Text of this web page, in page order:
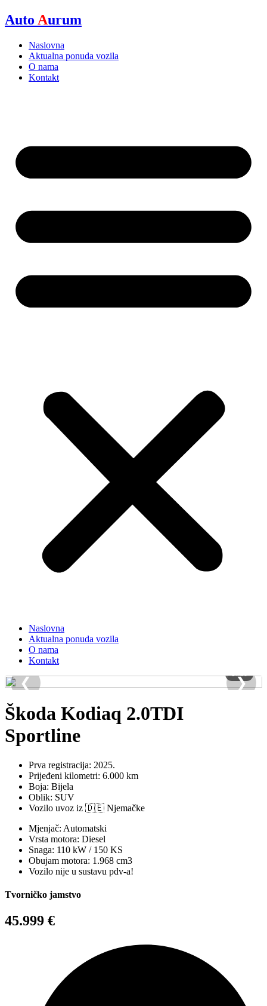
Skip
to
Auto Aurum
Naslovna
Aktualna ponuda vozila
O nama
Kontakt
Naslovna
Aktualna ponuda vozila
O nama
Kontakt
❮ ❯
1 / 30
Škoda Kodiaq 2.0TDI
Sportline
Prva registracija: 2025.
Prijeđeni kilometri: 6.000 km
Boja: Bijela
Oblik: SUV
Vozilo uvoz iz 🇩🇪 Njemačke
Mjenjač: Automatski
Vrsta motora: Diesel
Snaga: 110 kW / 150 KS
Obujam motora: 1.968 cm3
Vozilo nije u sustavu pdv-a!
Tvorničko jamstvo
45.999 €